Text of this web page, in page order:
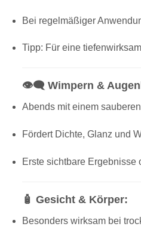
Bei regelmäßiger
Tipp: Für eine
👁️‍🗨️ Wimpern &
Abends mit einem
Fördert Dichte, Glanz und
Erste sichtbare Ergebnisse
🧴 Gesicht & Körper:
Besonders wirksam bei